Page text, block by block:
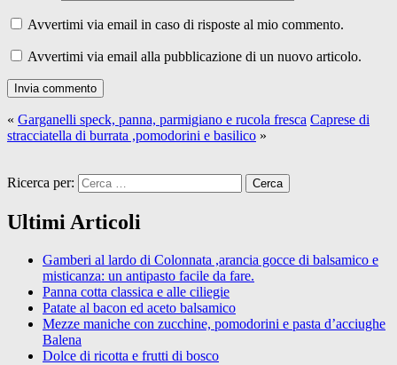
Avvertimi via email in caso di risposte al mio commento.
Avvertimi via email alla pubblicazione di un nuovo articolo.
« Garganelli speck, panna, parmigiano e rucola fresca Caprese di
stracciatella di burrata ,pomodorini e basilico »
Ricerca per:
Ultimi Articoli
Gamberi al lardo di Colonnata ,arancia gocce di balsamico e
misticanza: un antipasto facile da fare.
Panna cotta classica e alle ciliegie
Patate al bacon ed aceto balsamico
Mezze maniche con zucchine, pomodorini e pasta d’acciughe
Balena
Dolce di ricotta e frutti di bosco